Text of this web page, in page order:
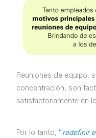
Reuniones de equipo,
concentración, son
satisfactoriamente en
Por lo tanto, “ redefinir